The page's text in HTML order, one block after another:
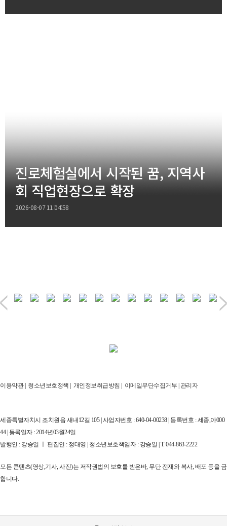
진로체험실에서 시작된 꿈, 지역사
회 직업현장으로 확장
2026-08-07 11:04:58
이용약관| 청소년보호정책 개인정보취급방침 이메일무단수집거부 관리자
세종특별자치시 조치원읍 새내12길 105 | 사업자번호 : 640-04-00238 | 등록번호 : 세종,아000
44 | 등록일자 : 2014년03월24일
발행인 : 강승일 ㅣ 편집인 : 정대영 | 청소년보호책임자 : 강승일 | T. 044-863-2222
모든 콘텐츠(영상,기사, 사진)는 저작권법의 보호를 받은바, 무단 전재와 복사, 배포 등을 금
합니다.